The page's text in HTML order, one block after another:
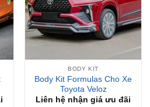
BODY KIT
Toyota Veloz
Liên hệ nhận giá ưu đãi